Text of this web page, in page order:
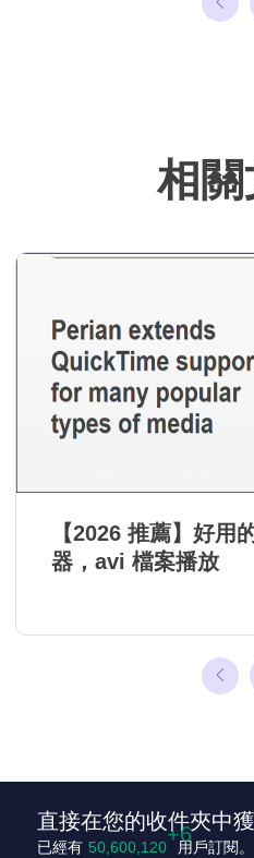
相
【2026 推薦】好用
器，avi 檔案播放
直接在您的收件夾中
已經有 50,600,126 用戶訂閱。